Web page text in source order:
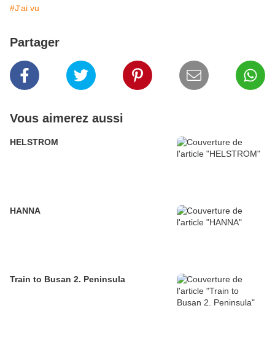
#J'ai vu
Partager
Vous aimerez aussi
HELSTROM
HANNA
Train to Busan 2. Peninsula